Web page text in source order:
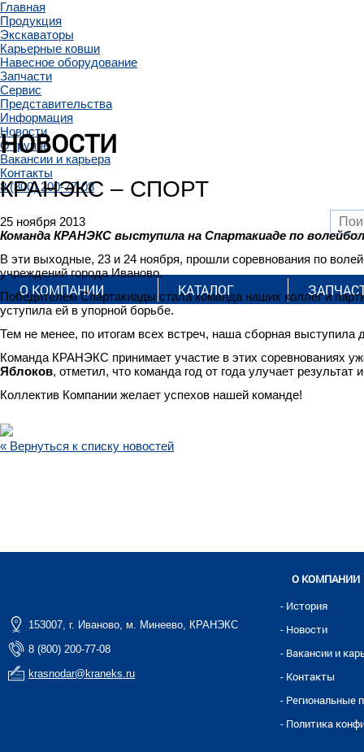
Главная
Продукция
Экскаваторы
Карьерные ковши
Навесное оборудование
Запчасти
Сервис
Представительства
Информация
Новости
О группе
Вакансии и карьера
Контакты
8 (800) 200-77-08
О КОМПАНИИ КАТАЛОГ
НОВОСТИ
КРАНЭКС – СПОРТ
25 ноября 2013
Команда КРАНЭКС выступила на Спартакиаде по
В эти выходные, 23 и 24 ноября, прошли соревнования по
учреждений города Иваново.
Победителем Спартакиады стала команда наших коллег и
уступила ей в упорной борьбе.
Тем не менее, по итогам всех встреч, наша сборная выступила
Команда КРАНЭКС принимает участие в этих соревнованиях
Яблоков, отметил, что команда год от года улучает
Коллектив Компании желает успехов нашей команде!
« Вернуться к списку новостей
153007, г. Иваново, м. Минеево, КРАНЭКС
8 (800) 200-77-08
krasnodar@kraneks.ru
О КОМПАНИИ
- История
- Новости
- Вакансии и
- Контакты
- Региональные
- Политика